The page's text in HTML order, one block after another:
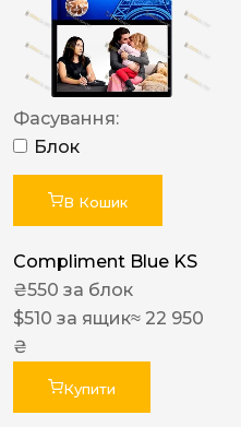
Фасування:
Блок
В Кошик
Compliment Blue KS
₴550 за блок
$510 за ящик≈ 22 950
₴
Купити